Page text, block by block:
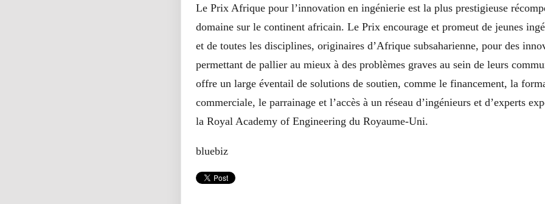
Le Prix Afrique pour l’innovation en ingénierie est la plus prestigieuse
domaine sur le continent africain. Le Prix encourage et promeut de jeunes
et de toutes les disciplines, originaires d’Afrique subsaharienne, pour des
permettant de pallier au mieux à des problèmes graves au sein de leurs
offre un large éventail de solutions de soutien, comme le financement, la
commerciale, le parrainage et l’accès à un réseau d’ingénieurs et d’experts
la Royal Academy of Engineering du Royaume-Uni.
bluebiz